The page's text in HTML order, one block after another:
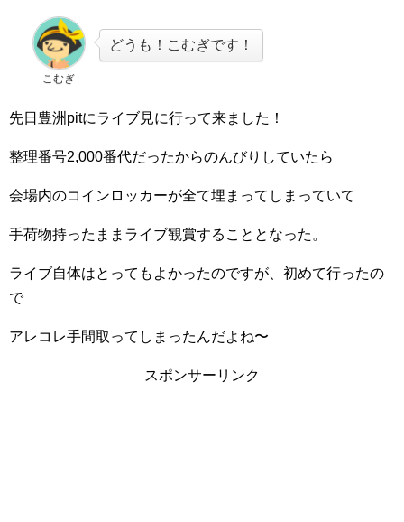
こむぎ
どうも！こむぎです！
先日豊洲pitにライブ見に行って来ました！
整理番号2,000番代だったからのんびりしていたら
会場内のコインロッカーが全て埋まってしまっていて
手荷物持ったままライブ観賞することとなった。
ライブ自体はとってもよかったのですが、初めて行ったの
で
アレコレ手間取ってしまったんだよね〜
スポンサーリンク